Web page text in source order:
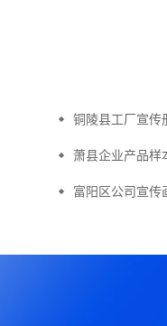
铜陵县工厂宣传
萧县企业产品样
富阳区公司宣传